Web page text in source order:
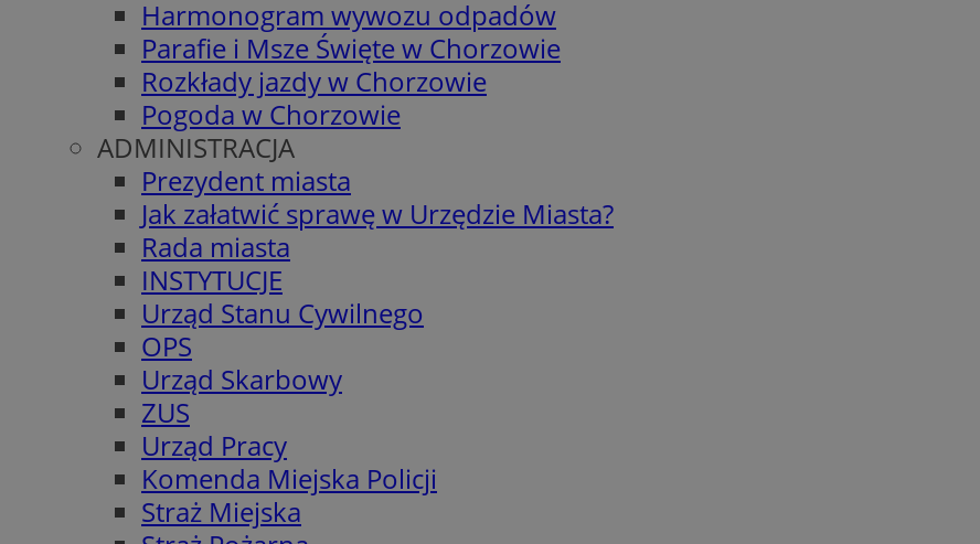
Harmonogram wywozu odpadów
Parafie i Msze Święte w Chorzowie
Rozkłady jazdy w Chorzowie
Pogoda w Chorzowie
ADMINISTRACJA
Prezydent miasta
Jak załatwić sprawę w Urzędzie Miasta?
Rada miasta
INSTYTUCJE
Urząd Stanu Cywilnego
OPS
Urząd Skarbowy
ZUS
Urząd Pracy
Komenda Miejska Policji
Straż Miejska